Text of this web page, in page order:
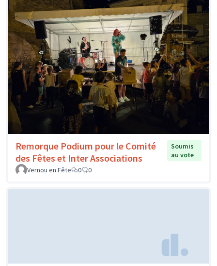
Remorque Podium pour le Comité
des Fêtes et Inter Associations
Soumis
au vote
Vernou en Fête
0 0